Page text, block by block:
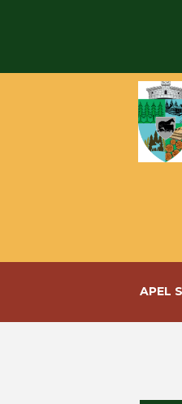
APEL